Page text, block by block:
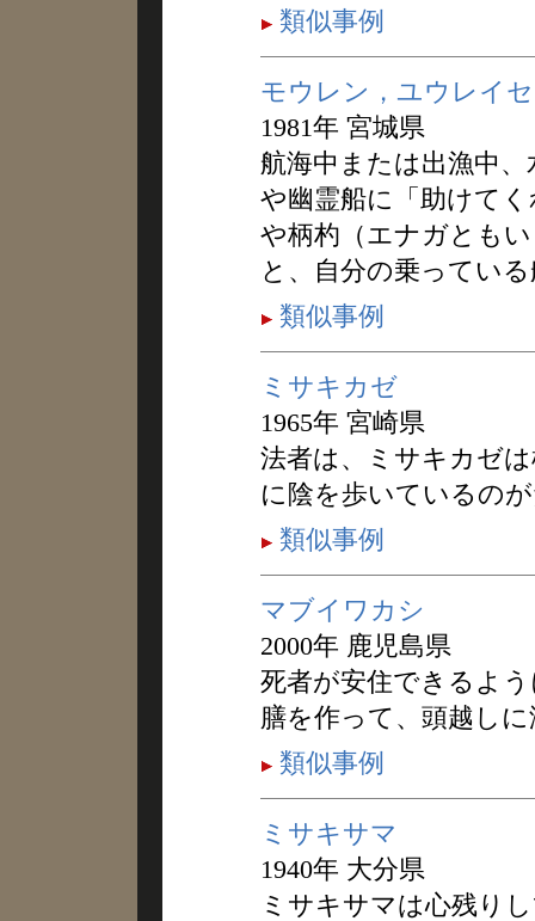
類似事例
モウレン，ユウレイ
1981年 宮城県
航海中または出漁中
や幽霊船に「助けて
や柄杓（エナガとも
と、自分の乗ってい
類似事例
ミサキカゼ
1965年 宮崎県
法者は、ミサキカゼ
に陰を歩いているの
類似事例
マブイワカシ
2000年 鹿児島県
死者が安住できるよ
膳を作って、頭越し
類似事例
ミサキサマ
1940年 大分県
ミサキサマは心残り